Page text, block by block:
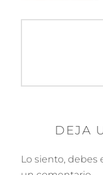
entradas
DEJA
Lo siento, debes